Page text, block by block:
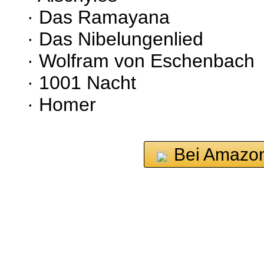
· Das Ramayana
· Das Nibelungenlied
· Wolfram von Eschenbach
· 1001 Nacht
· Homer
Bei